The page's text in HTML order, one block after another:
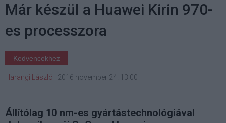
Már készül a Huawei Kirin 970-
es processzora
Kedvencekhez
Harangi László 2016 november 24. 13:00
Állítólag 10 nm-es gyártástechnológiával